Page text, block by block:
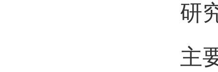
研
主